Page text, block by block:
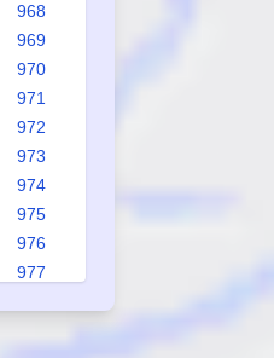
968
969
970
971
972
973
974
975
976
977